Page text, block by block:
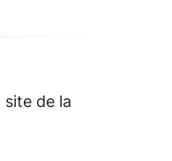
de la